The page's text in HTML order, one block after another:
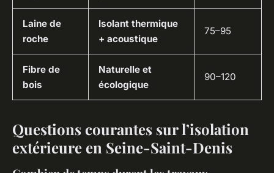
Laine de
roche
Isolant thermique
+ acoustique
75–95
Fibre de
bois
Naturelle et
écologique
90–120
Questions courantes sur l’isolation
extérieure en Seine-Saint-Denis